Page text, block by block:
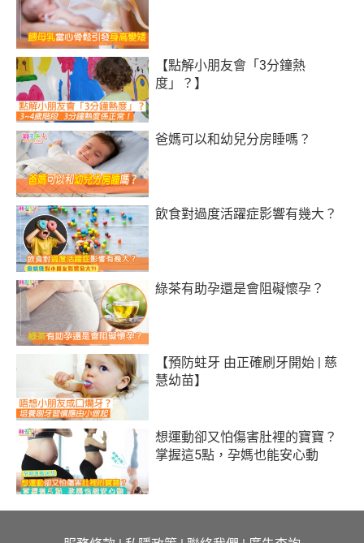
【點解小朋友會「3分鐘熱
度」？】
爸媽可以和幼兒分房睡嗎？
飲食對過度活躍症影響有幾大？
綠茶有助孕還是會阻礙懷孕？
【預防蛀牙 由正確刷牙開始 | 慈
慧幼苗】
想運動卻又怕傷害肚裡的寶寶？
掌握這5點，孕媽也能安心動